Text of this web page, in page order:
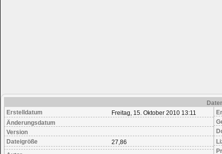
Erstelldatum
Freitag, 15. Oktober 2010 13:11
Änderungsdatum
Version
Dateigröße
27,86